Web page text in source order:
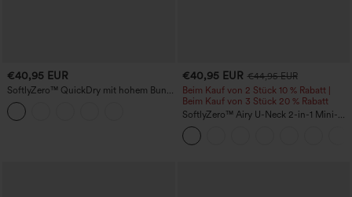
€40,95 EUR
SoftlyZero™ QuickDry mit hohem Bund
und Bauchkontrolle, reflektierenden
Punkten und überkreuztem Saum — 2-
in-1 Laufshorts 5'' mit Taschen
€40,95 EUR €44,95 EUR
Beim Kauf von 2 Stück 10 % Rabatt |
Beim Kauf von 3 Stück 20 % Rabatt
SoftlyZero™ Airy U-Neck 2-in-1 Mini-
Kleid mit Tasche, InstantCool Tanz-
Sportkleid - kinderleicht